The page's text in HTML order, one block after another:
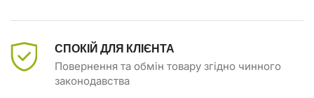
СПОКІЙ ДЛЯ КЛІЄНТА
Повернення та обмін товару згідно чинного
законодавства